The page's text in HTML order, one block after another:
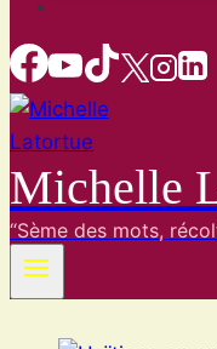
Michelle
“Sème des mots,